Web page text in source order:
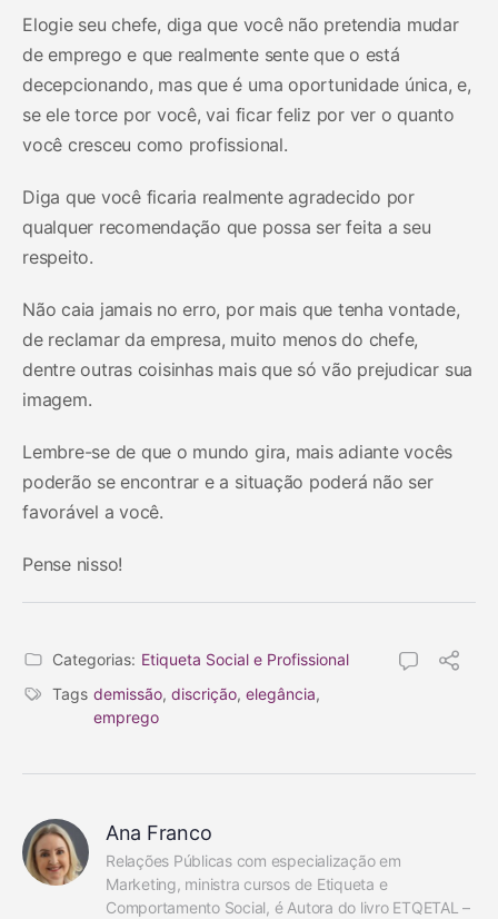
Elogie seu chefe, diga que você não pretendia mudar
de emprego e que realmente sente que o está
decepcionando, mas que é uma oportunidade única, e,
se ele torce por você, vai ficar feliz por ver o quanto
você cresceu como profissional.
Diga que você ficaria realmente agradecido por
qualquer recomendação que possa ser feita a seu
respeito.
Não caia jamais no erro, por mais que tenha vontade,
de reclamar da empresa, muito menos do chefe,
dentre outras coisinhas mais que só vão prejudicar sua
imagem.
Lembre-se de que o mundo gira, mais adiante vocês
poderão se encontrar e a situação poderá não ser
favorável a você.
Pense nisso!
Categorias: Etiqueta Social e Profissional
Tags demissão, discrição, elegância,
emprego
Ana Franco
Relações Públicas com especialização em
Marketing, ministra cursos de Etiqueta e
Comportamento Social, é Autora do livro ETQETAL –